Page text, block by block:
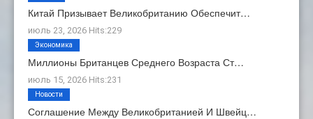
Китай Призывает Великобританию Обеспечит…
июль 23, 2026 Hits:229
Миллионы Британцев Среднего Возраста Ст…
июль 15, 2026 Hits:231
Экономика
Соглашение Между Великобританией И Швейц…
Новости